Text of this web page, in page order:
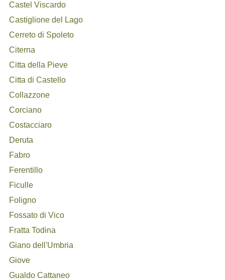
Castel Viscardo
Castiglione del Lago
Cerreto di Spoleto
Citerna
Citta della Pieve
Citta di Castello
Collazzone
Corciano
Costacciaro
Deruta
Fabro
Ferentillo
Ficulle
Foligno
Fossato di Vico
Fratta Todina
Giano dell'Umbria
Giove
Gualdo Cattaneo